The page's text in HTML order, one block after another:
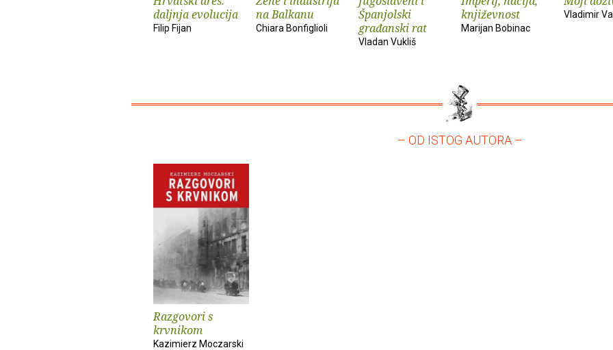
daljnja evolucija
Filip Fijan
na Balkanu
Chiara Bonfiglioli
Španjolski
građanski rat
Vladan Vukliš
književnost
Marijan Bobinac
Vladimir
– OD ISTOG AUTORA –
Razgovori s
krvnikom
Kazimierz Moczarski